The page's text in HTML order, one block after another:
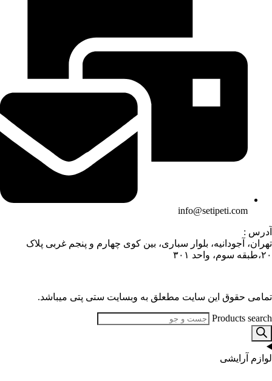
info@setipeti.com
آدرس :
تهران، آجودانیه، بلوار سباری، بین کوی چهارم و پنجم غربی پلاک
۲۰،طبقه سوم، واحد ۳۰۱
تمامی حقوق این سایت مطعلق به وبسایت ستی پتی میباشد.
Products search
لوازم آرایشی